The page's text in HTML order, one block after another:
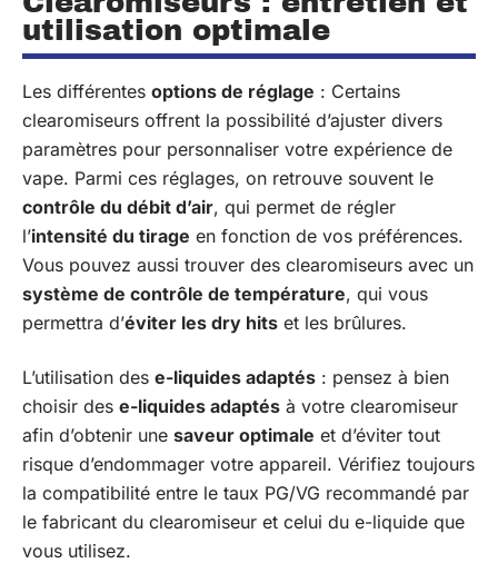
utilisation optimale
Les différentes options de réglage : Certains
clearomiseurs offrent la possibilité d’ajuster divers
paramètres pour personnaliser votre expérience de
vape. Parmi ces réglages, on retrouve souvent le
contrôle du débit d’air, qui permet de régler
l’intensité du tirage en fonction de vos préférences.
Vous pouvez aussi trouver des clearomiseurs avec un
système de contrôle de température, qui vous
permettra d’éviter les dry hits et les brûlures.
L’utilisation des e-liquides adaptés : pensez à bien
choisir des e-liquides adaptés à votre clearomiseur
afin d’obtenir une saveur optimale et d’éviter tout
risque d’endommager votre appareil. Vérifiez toujours
la compatibilité entre le taux PG/VG recommandé par
le fabricant du clearomiseur et celui du e-liquide que
vous utilisez.